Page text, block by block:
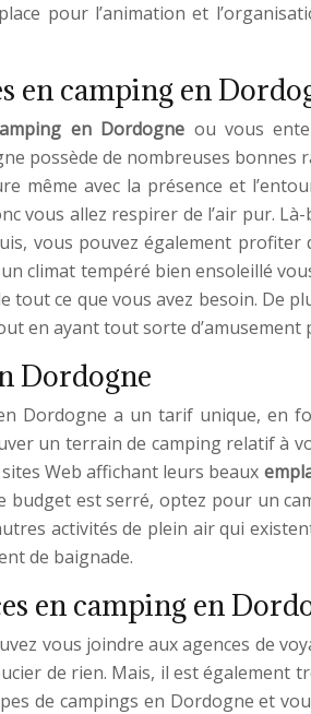
pour l’animation et
en camping en
en Dordogne ou vous
possède de nombreuses
même avec la présence et
allez respirer de l’air pur.
vous pouvez également
climat tempéré bien ensoleillé
ce que vous avez besoin. De
en ayant tout sorte d’amusement
Dordogne
Dordogne a un tarif unique, en
un terrain de camping relatif à
Web affichant leurs beaux
budget est serré, optez pour un
activités de plein air qui
de baignade.
en camping en
vous joindre aux agences de
de rien. Mais, il est également
de campings en Dordogne et